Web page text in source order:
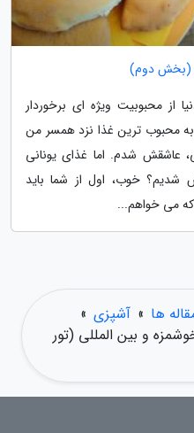
از محبوبیت ویژه ای برخوردار
محبوب ترین غذا نزد همسر من
شدم. اما غذای یونانی
شدیم؟ خوب، اول از شما باید
می خواهم...
ها » آشپزی »
و بین المللی (تور